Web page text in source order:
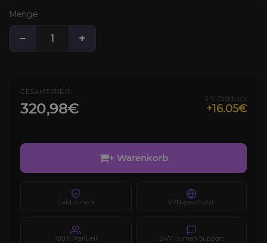
Menge
− +
GESAMTPREIS
320,98€
5 % Cashback
+16.05€
+ Warenkorb
Geld-zurück VPN-geschützt
100% Manuell 24/7 Human Support